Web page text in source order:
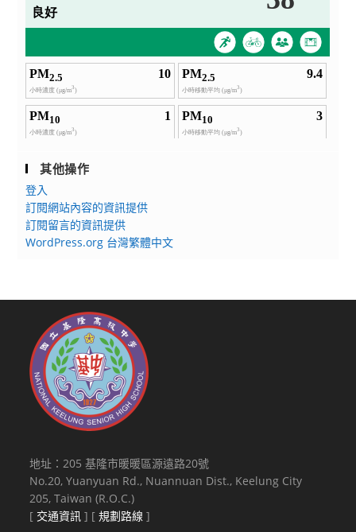
其他操作
登入
訂閱網站內容的資訊提供
訂閱留言的資訊提供
WordPress.org 台灣繁體中文
地址：205 基隆市暖暖區源遠路20號
No.20, Yuanyuan Rd., Nuannuan Dist., Keelung City
205, Taiwan (R.O.C.)
[ 交通資訊 ] [規劃路線 ]